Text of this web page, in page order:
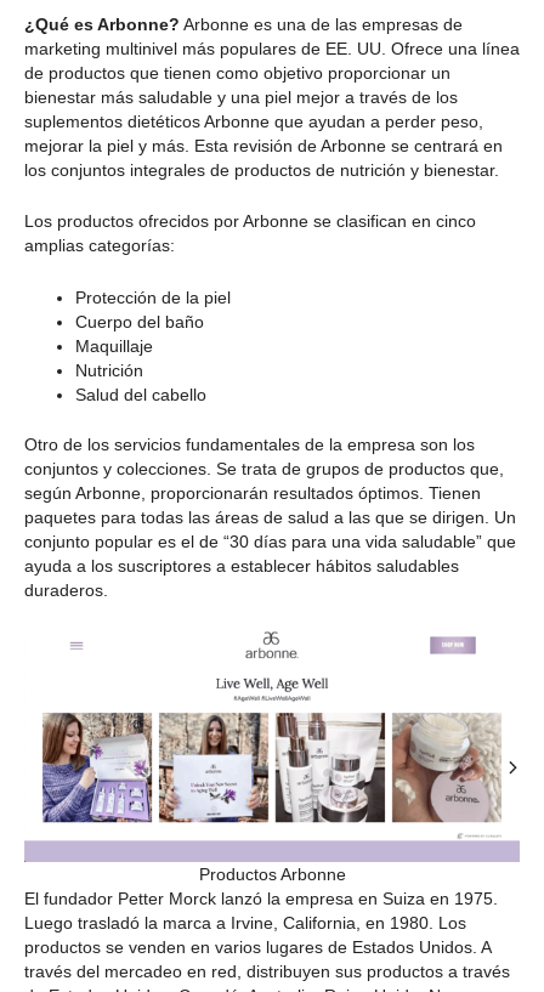
¿Qué es Arbonne? Arbonne es una de las empresas de
marketing multinivel más populares de EE. UU. Ofrece una línea
de productos que tienen como objetivo proporcionar un
bienestar más saludable y una piel mejor a través de los
suplementos dietéticos Arbonne que ayudan a perder peso,
mejorar la piel y más. Esta revisión de Arbonne se centrará en
los conjuntos integrales de productos de nutrición y bienestar.
Los productos ofrecidos por Arbonne se clasifican en cinco
amplias categorías:
Protección de la piel
Cuerpo del baño
Maquillaje
Nutrición
Salud del cabello
Otro de los servicios fundamentales de la empresa son los
conjuntos y colecciones. Se trata de grupos de productos que,
según Arbonne, proporcionarán resultados óptimos. Tienen
paquetes para todas las áreas de salud a las que se dirigen. Un
conjunto popular es el de “30 días para una vida saludable” que
ayuda a los suscriptores a establecer hábitos saludables
duraderos.
Productos Arbonne
El fundador Petter Morck lanzó la empresa en Suiza en 1975.
Luego trasladó la marca a Irvine, California, en 1980. Los
productos se venden en varios lugares de Estados Unidos. A
través del mercadeo en red, distribuyen sus productos a través